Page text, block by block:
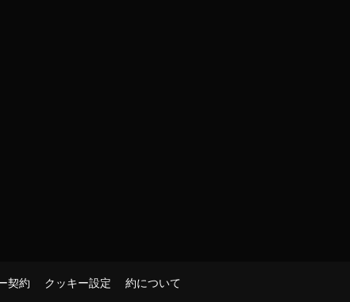
契約 クッキー設定
約について